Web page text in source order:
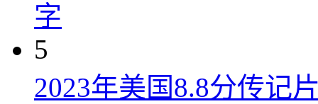
字
5
2023年美国8.8分传记